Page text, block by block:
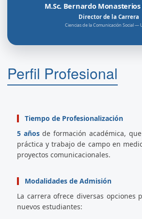
M.Sc. Bernardo
Director de la Carrera
Ciencias de la Comunicación Social —
Perfil Profesional
Tiempo de Profesionalización
5 añosde formación académica,
práctica y trabajo de campo en
proyectos comunicacionales.
Modalidades de Admisión
La carrera ofrece diversas opciones
nuevos estudiantes: